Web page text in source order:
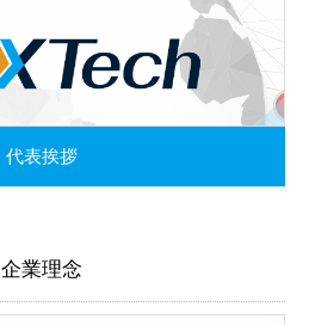
代表挨拶
企業理念